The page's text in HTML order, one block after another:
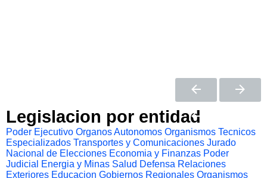
Legislacion por entidad
Poder Ejecutivo Organos Autonomos Organismos Tecnicos
Especializados Transportes y Comunicaciones Jurado
Nacional de Elecciones Economia y Finanzas Poder
Judicial
Energia y Minas Salud Defensa Relaciones
Exteriores Educacion Gobiernos Regionales Organismos